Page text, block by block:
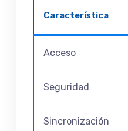
Característica
Acceso
Seguridad
Sincronización